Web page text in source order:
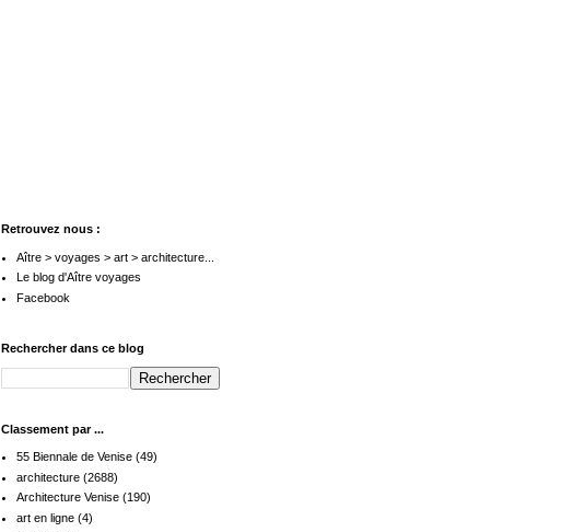
Retrouvez nous :
Aître > voyages > art > architecture...
Le blog d'Aître voyages
Facebook
Rechercher dans ce blog
Classement par ...
55 Biennale de Venise (49)
architecture (2688)
Architecture Venise (190)
art en ligne (4)